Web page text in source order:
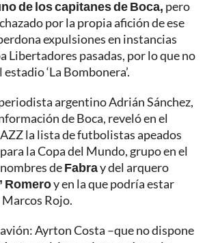
de los capitanes de Boca, pero
por la propia afición de ese
expulsiones en instancias
Libertadores pasadas, por lo que no
‘La Bombonera’.
argentino Adrián Sánchez,
de Boca, reveló en el
la lista de futbolistas apeados
la Copa del Mundo, grupo en el
deFabray del arquero
Romeroy en la que podría estar
Rojo.
Ayrton Costa –que no dispone